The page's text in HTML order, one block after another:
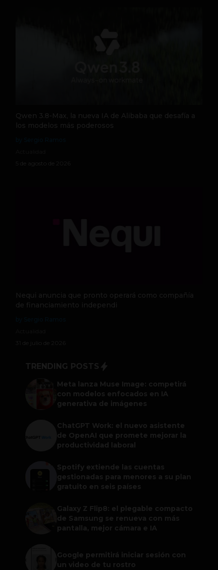
Qwen 3.8-Max, la nueva IA de Alibaba que desafía a
los modelos más poderosos
5 de agosto de 2026
Nequi anuncia que pronto operará como compañía
de financiamiento independi
31 de julio de 2026
TRENDING POSTS
Meta lanza Muse Image: competirá
con modelos enfocados en IA
generativa de imágenes
ChatGPT Work: el nuevo asistente
de OpenAI que promete mejorar la
productividad laboral
Spotify extiende las cuentas
gestionadas para menores a su plan
gratuito en seis países
Galaxy Z Flip8: el plegable compacto
de Samsung se renueva con más
pantalla, mejor cámara e IA
Google permitirá iniciar sesión con
un video de tu rostro